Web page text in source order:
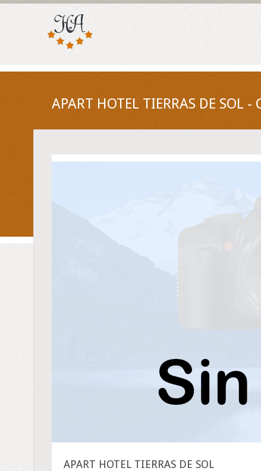
APART HOTEL TIERRAS DE SOL
APART HOTEL TIERRAS DE SOL